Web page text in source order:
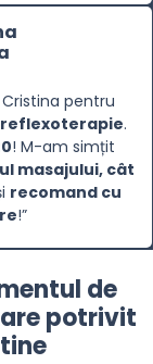
pentru
reflexoterapie.
! M-am simțit
masajului, cât
recomand cu
!”
de
potrivit